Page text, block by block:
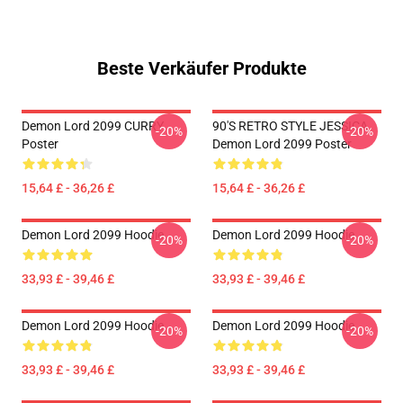
Beste Verkäufer Produkte
Demon Lord 2099 CURRY
Poster
15,64 £ - 36,26 £
-20%
90'S RETRO STYLE JESSICA
Demon Lord 2099 Poster
15,64 £ - 36,26 £
-20%
Demon Lord 2099 Hoodie
33,93 £ - 39,46 £
-20% Demon Lord 2099 Hoodie
33,93 £ - 39,46 £
-20%
Demon Lord 2099 Hoodie
33,93 £ - 39,46 £
-20% Demon Lord 2099 Hoodie
33,93 £ - 39,46 £
-20%